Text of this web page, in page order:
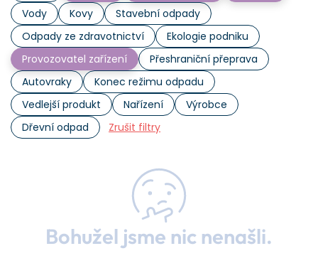
Vody
Kovy
Stavební odpady
Odpady ze zdravotnictví
Ekologie podniku
Provozovatel zařízení
Přeshraniční přeprava
Autovraky
Konec režimu odpadu
Vedlejší produkt
Nařízení
Výrobce
Dřevní odpad
Zrušit filtry
Bohužel jsme nic nenašli.